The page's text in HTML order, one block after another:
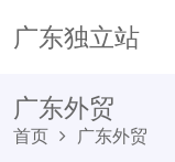
广东独立站
广东外贸
首页 广东外贸